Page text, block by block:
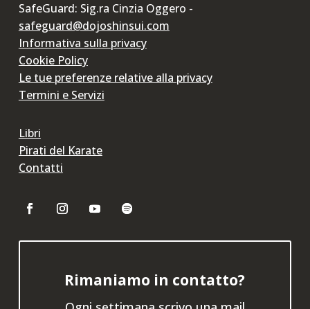
SafeGuard: Sig.ra Cinzia Oggero -
safeguard@dojoshinsui.com
Informativa sulla privacy
Cookie Policy
Le tue preferenze relative alla privacy
Termini e Servizi
Libri
Pirati del Karate
Contatti
Rimaniamo in contatto?